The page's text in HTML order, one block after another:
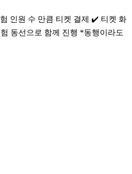
인원 수 만큼 티켓 결제 ✔️ 티켓 화
동선으로 함께 진행 *동행이라도